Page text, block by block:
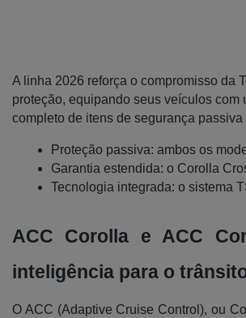
A linha 2026 reforça o compromisso da
proteção, equipando seus veículos com
completo de itens de segurança passiva
Proteção passiva: ambos os
Garantia estendida: o Corolla
Tecnologia integrada: o sistema
ACC Corolla e ACC
inteligência para o
O ACC (Adaptive Cruise Control), ou